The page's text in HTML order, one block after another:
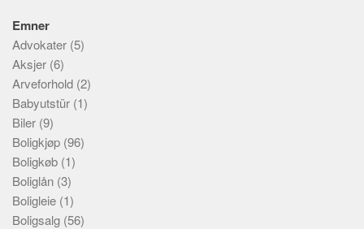
Emner
Advokater (5)
Aksjer (6)
Arveforhold (2)
Babyutstür (1)
Biler (9)
Boligkjøp (96)
Boligkøb (1)
Boliglån (3)
Boligleie (1)
Boligsalg (56)